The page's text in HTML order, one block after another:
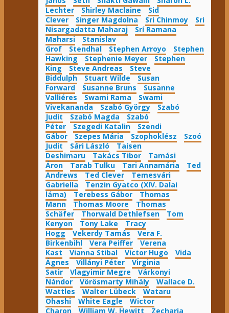
Lechter
Shirley Maclaine
Sid
Clever
Singer Magdolna Sri Chinmoy
Sri
Nisargadatta Maharaj
Srí Ramana
Maharsi
Stanislav
Grof
Stendhal Stephen Arroyo
Stephen
Hawking
Stephenie Meyer
Stephen
King
Steve Andreas
Steve
Biddulph
Stuart Wilde
Susan
Forward
Susanne Bruns
Susanne
Valliéres
Swami Rama
Swami
Vivekananda
Szabó György
Szabó
Judit
Szabó Magda
Szabó
Péter
Szegedi Katalin
Szendi
Gábor
Szepes Mária Szophoklész
Szoó
Judit
Sári László
Taisen
Deshimaru
Takács Tibor
Tamási
Áron
Tarab Tulku Tari Annamária
Ted
Andrews
Ted Clever
Temesvári
Gabriella
Tenzin Gyatco (XIV. Dalai
láma)
Terebess Gábor
Thomas
Mann
Thomas Moore
Thomas
Schäfer
Thorwald Dethlefsen
Tom
Kenyon
Tony Lake
Tracy
Hogg
Vekerdy Tamás
Vera F.
Birkenbihl
Vera Peiffer
Verena
Kast
Vianna Stibal Victor Hugo
Vida
Ágnes
Villányi Péter
Virginia
Satir
Vlagyimir Megre
Várkonyi
Nándor
Vörösmarty Mihály
Wallace D.
Wattles
Walter Lübeck
Wataru
Ohashi
White Eagle
Wictor
Charon
William W. Hewitt
Zecharia